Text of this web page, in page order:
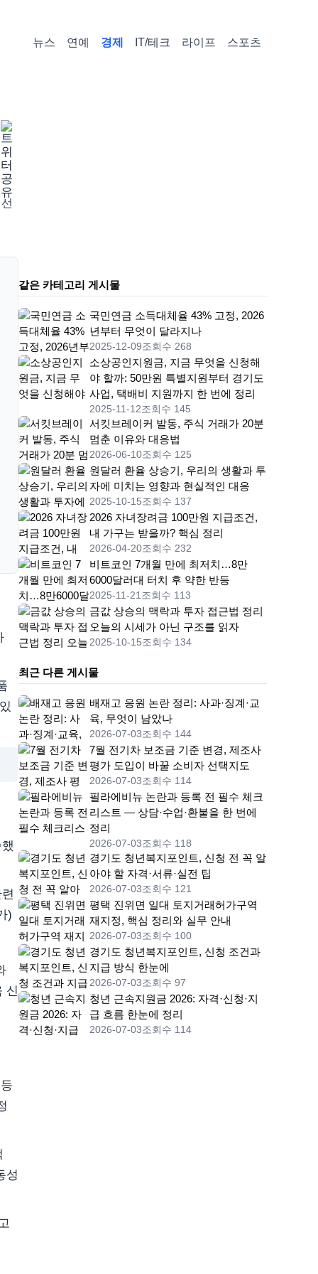
뉴스 연예 경제 IT/테크 라이프 스포츠
)
신
성
같은 카테고리 게시물
국민연금 소득대체율 43% 고정, 2026
년부터 무엇이 달라지나
2025-12-09조회수 268
소상공인지원금, 지금 무엇을 신청해
야 할까: 50만원 특별지원부터 경기도
사업, 택배비 지원까지 한 번에 정리
2025-11-12조회수 145
서킷브레이커 발동, 주식 거래가 20분
멈춘 이유와 대응법
2026-06-10조회수 125
원달러 환율 상승기, 우리의 생활과 투
자에 미치는 영향과 현실적인 대응
2025-10-15조회수 137
2026 자녀장려금 100만원 지급조건,
내 가구는 받을까? 핵심 정리
2026-04-20조회수 232
비트코인 7개월 만에 최저치…8만
6000달러대 터치 후 약한 반등
2025-11-21조회수 113
금값 상승의 맥락과 투자 접근법 정리
오늘의 시세가 아닌 구조를 읽자
2025-10-15조회수 134
최근 다른 게시물
배재고 응원 논란 정리: 사과·징계·교
육, 무엇이 남았나
2026-07-03조회수 144
7월 전기차 보조금 기준 변경, 제조사
평가 도입이 바꿀 소비자 선택지도
2026-07-03조회수 114
필라에비뉴 논란과 등록 전 필수 체크
리스트 — 상담·수업·환불을 한 번에
정리
2026-07-03조회수 118
경기도 청년복지포인트, 신청 전 꼭 알
아야 할 자격·서류·실전 팁
2026-07-03조회수 121
평택 진위면 일대 토지거래허가구역
재지정, 핵심 정리와 실무 안내
2026-07-03조회수 100
경기도 청년복지포인트, 신청 조건과
지급 방식 한눈에
2026-07-03조회수 97
청년 근속지원금 2026: 자격·신청·지
급 흐름 한눈에 정리
2026-07-03조회수 114